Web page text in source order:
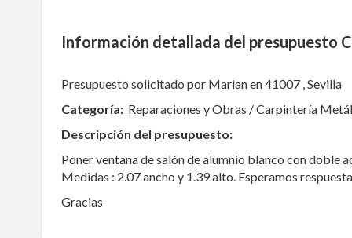
Información detallada del presupuesto
Presupuesto solicitado por Marian en 41007 , Sevilla
Categoría: Reparaciones y Obras / Carpintería
Descripción del presupuesto:
Poner ventana de salón de alumnio blanco con doble
Medidas : 2.07 ancho y 1.39 alto. Esperamos
Gracias